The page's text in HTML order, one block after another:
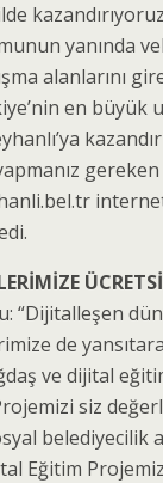
yanında
alanlarını
en büyük
gereken
“Dijitalleşen
de
ve dijital
siz
belediyecilik
Eğitim